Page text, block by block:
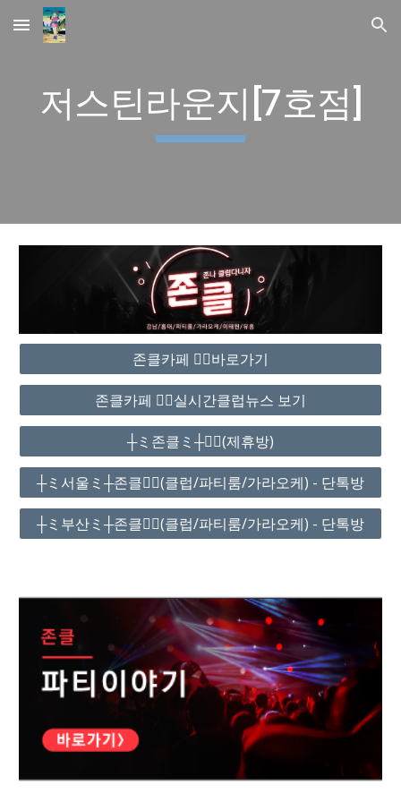
Skip to main content Skip to navigation
저스틴라운지[7호점]
존클카페 ❤️‍🔥바로가기
존클카페 ❤️‍🔥실시간클럽뉴스 보기
┼ミ존클ミ┼❤️‍🔥(제휴방)
┼ミ서울ミ┼존클❤️‍🔥(클럽/파티룸/가라오케) - 단톡방
┼ミ부산ミ┼존클❤️‍🔥(클럽/파티룸/가라오케) - 단톡방